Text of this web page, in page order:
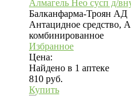
Алмагель Нео сусп д/
Балканфарма-Троян АД
Антацидное средство,
комбинированное
Избранное
Цена:
Найдено в 1 аптеке
810 руб.
Купить